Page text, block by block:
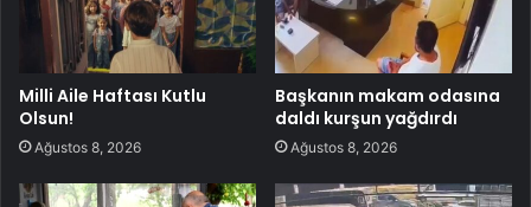
Milli Aile Haftası Kutlu
Olsun!
Ağustos 8, 2026
Başkanın makam odasına
daldı kurşun yağdırdı
Ağustos 8, 2026